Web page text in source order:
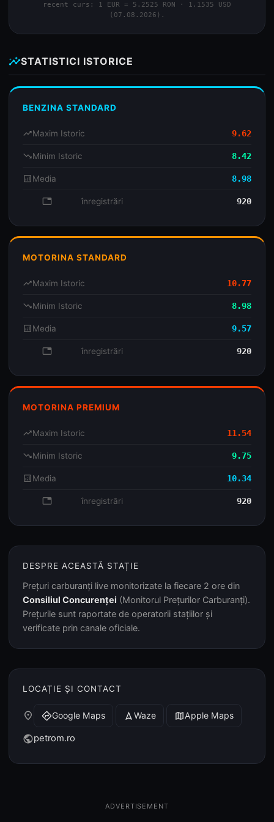
recent curs: 1 EUR = 5.2525 RON · 1.1535 USD
(07.08.2026).
insightsSTATISTICI ISTORICE
BENZINA STANDARD
trending_upMaxim Istoric 9.62
trending_downMinim Istoric 8.42
analyticsMedia 8.98
database înregistrări 920
MOTORINA STANDARD
trending_upMaxim Istoric 10.77
trending_downMinim Istoric 8.98
analyticsMedia 9.57
database înregistrări 920
MOTORINA PREMIUM
trending_upMaxim Istoric 11.54
trending_downMinim Istoric 9.75
analyticsMedia 10.34
database înregistrări 920
DESPRE ACEASTĂ STAȚIE
Prețuri carburanți live monitorizate la fiecare 2 ore din
Consiliul Concurenței (Monitorul Prețurilor Carburanți).
Prețurile sunt raportate de operatorii stațiilor și
verificate prin canale oficiale.
LOCAȚIE ȘI CONTACT
place directionsGoogle Maps navigation Waze mapApple Maps
publicpetrom.ro
ADVERTISEMENT